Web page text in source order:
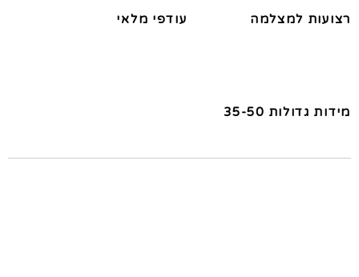
רצועות למצלמה עודפי מלאי
מידות גדולות 35-50